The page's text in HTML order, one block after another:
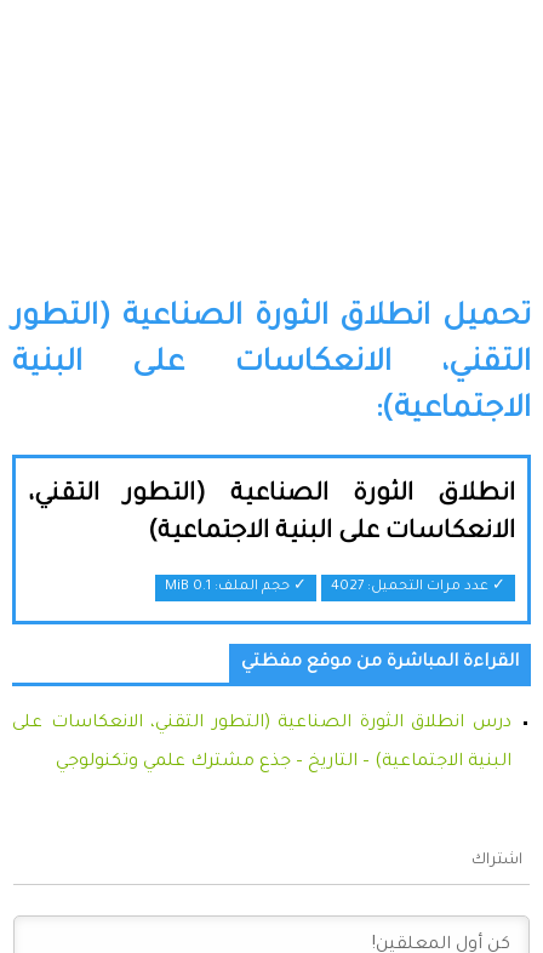
تحميل انطلاق الثورة الصناعية (التطور
التقني، الانعكاسات على البنية
الاجتماعية):
انطلاق الثورة الصناعية (التطور التقني،
الانعكاسات على البنية الاجتماعية)
✓ عدد مرات التحميل: 4027 ✓ حجم الملف: 0.1 MiB
القراءة المباشرة من موقع مفظتي
درس انطلاق الثورة الصناعية (التطور التقني، الانعكاسات على
البنية الاجتماعية) – التاريخ – جذع مشترك علمي وتكنولوجي
اشتراك